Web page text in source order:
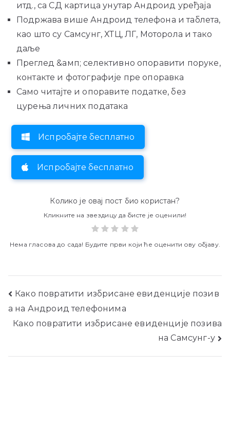
итд., са СД картица унутар Андроид уређаја
Подржава више Андроид телефона и таблета,
као што су Самсунг, ХТЦ, ЛГ, Моторола и тако
даље
Преглед &амп; селективно опоравити поруке,
контакте и фотографије пре опоравка
Само читајте и опоравите податке, без
цурења личних података
Испробајте бесплатно
Испробајте бесплатно
Колико је овај пост био користан?
Кликните на звездицу да бисте је оценили!
Нема гласова до сада! Будите први који ће оценити ову објаву.
Пост
навигатион
Како повратити избрисане евиденције позив
а на Андроид телефонима
Како повратити избрисане евиденције позива
на Самсунг-у